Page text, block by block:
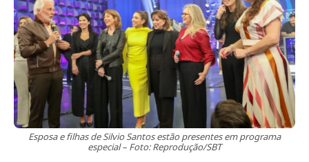
Esposa e filhas de Silvio Santos estão presentes em programa
especial – Foto: Reprodução/SBT